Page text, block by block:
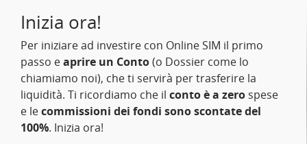
Inizia ora!
Per iniziare ad investire con Online SIM il primo
passo eaprire un Conto(o Dossier come lo
chiamiamo noi), che ti servirà per trasferire la
liquidità. Ti ricordiamo che il conto è a zero spese
e lecommissioni dei fondi sono scontate del
100%. Inizia ora!